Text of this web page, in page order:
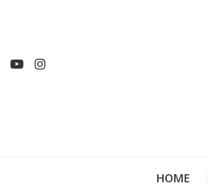
HOME